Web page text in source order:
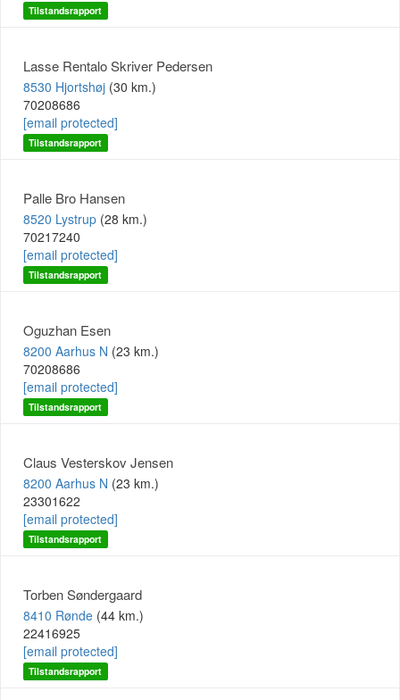
Tilstandsrapport
Lasse Rentalo Skriver Pedersen
8530 Hjortshøj (30 km.)
70208686
[email protected]
Tilstandsrapport
Palle Bro Hansen
8520 Lystrup (28 km.)
70217240
[email protected]
Tilstandsrapport
Oguzhan Esen
8200 Aarhus N (23 km.)
70208686
[email protected]
Tilstandsrapport
Claus Vesterskov Jensen
8200 Aarhus N (23 km.)
23301622
[email protected]
Tilstandsrapport
Torben Søndergaard
8410 Rønde (44 km.)
22416925
[email protected]
Tilstandsrapport